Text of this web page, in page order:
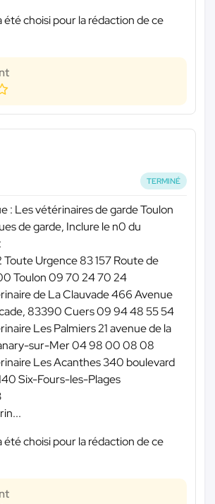
choisi pour la rédaction de ce
TERMINÉ
: Les vétérinaires de garde Toulon
de garde, Inclure le n0 du
Urgence 83 157 Route de
Toulon 09 70 24 70 24
de La Clauvade 466 Avenue
83390 Cuers 09 94 48 55 54
Les Palmiers 21 avenue de la
sur-Mer 04 98 00 08 08
Les Acanthes 340 boulevard
Six-Fours-les-Plages
choisi pour la rédaction de ce